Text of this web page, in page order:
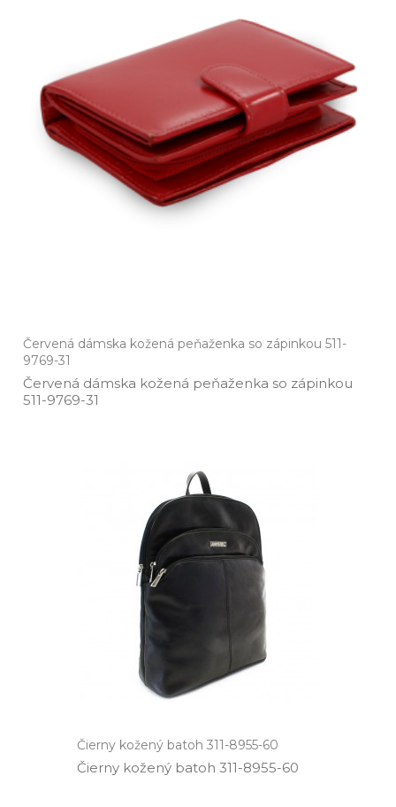
Červená dámska kožená peňaženka so zápinkou 511-
9769-31
Červená dámska kožená peňaženka so zápinkou
511­-9769­-31
Čierny kožený batoh 311-8955-60
Čierny kožený batoh 311­-8955­-60